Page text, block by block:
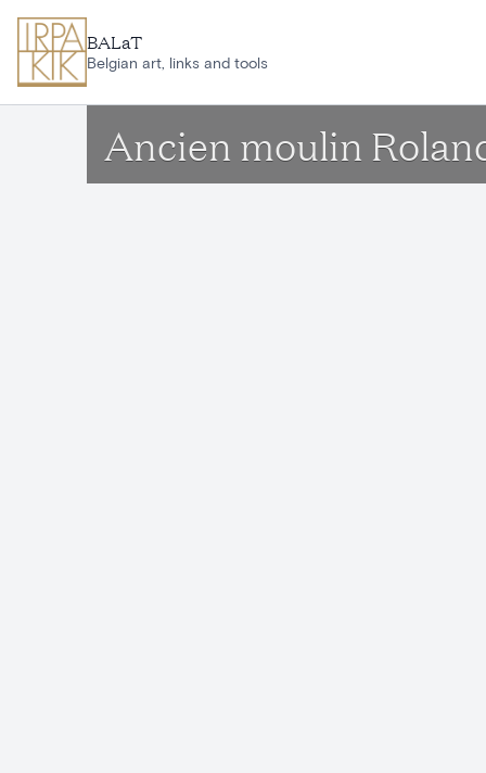
BALaT
Belgian art, links and tools
Ancien moulin